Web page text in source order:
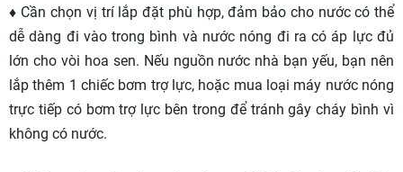
♦ Cần chọn vị trí lắp đặt phù hợp, đảm bảo cho nước có thể
dễ dàng đi vào trong bình và nước nóng đi ra có áp lực đủ
lớn cho vòi hoa sen. Nếu nguồn nước nhà bạn yếu, bạn nên
lắp thêm 1 chiếc bơm trợ lực, hoặc mua loại máy nước nóng
trực tiếp có bơm trợ lực bên trong để tránh gây cháy bình vì
không có nước.